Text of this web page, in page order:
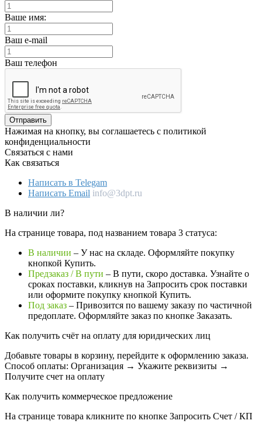
Ваше имя:
Ваш e-mail
Ваш телефон
Отправить
Нажимая на кнопку, вы соглашаетесь с политикой
конфиденциальности
Связаться с нами
Как связаться
Написать в Telegam
Написать Email info@3dpt.ru
В наличии ли?
На странице товара, под названием товара 3 статуса:
В наличии – У нас на складе. Оформляйте покупку
кнопкой Купить.
Предзаказ / В пути – В пути, скоро доставка. Узнайте о
сроках поставки, кликнув на Запросить cрок поставки
или оформите покупку кнопкой Купить.
Под заказ – Привозится по вашему заказу по частичной
предоплате. Оформляйте заказ по кнопке Заказать.
Как получить счёт на оплату для юридических лиц
Добавьте товары в корзину, перейдите к оформлению заказа.
Способ оплаты: Организация → Укажите реквизиты →
Получите счет на оплату
Как получить коммерческое предложение
На странице товара кликните по кнопке Запросить Счет / КП